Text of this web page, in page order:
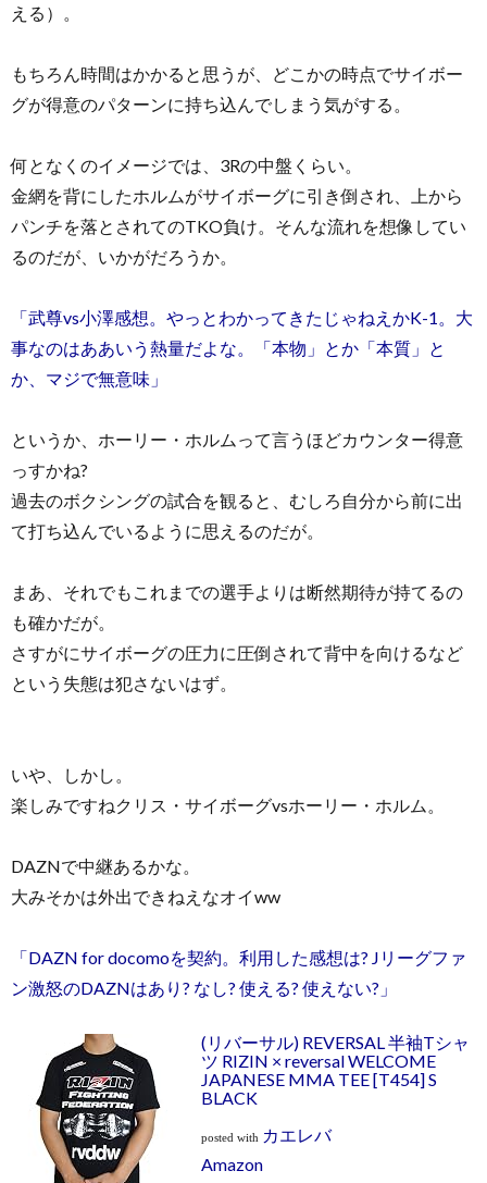
える）。
もちろん時間はかかると思うが、どこかの時点でサイボー
グが得意のパターンに持ち込んでしまう気がする。
何となくのイメージでは、3Rの中盤くらい。
金網を背にしたホルムがサイボーグに引き倒され、上から
パンチを落とされてのTKO負け。そんな流れを想像してい
るのだが、いかがだろうか。
「武尊vs小澤感想。やっとわかってきたじゃねえかK-1。大
事なのはああいう熱量だよな。「本物」とか「本質」と
か、マジで無意味」
というか、ホーリー・ホルムって言うほどカウンター得意
っすかね?
過去のボクシングの試合を観ると、むしろ自分から前に出
て打ち込んでいるように思えるのだが。
まあ、それでもこれまでの選手よりは断然期待が持てるの
も確かだが。
さすがにサイボーグの圧力に圧倒されて背中を向けるなど
という失態は犯さないはず。
いや、しかし。
楽しみですねクリス・サイボーグvsホーリー・ホルム。
DAZNで中継あるかな。
大みそかは外出できねえなオイww
「DAZN for docomoを契約。利用した感想は? Jリーグファ
ン激怒のDAZNはあり? なし? 使える? 使えない?」
(リバーサル) REVERSAL 半袖Tシャ
ツ RIZIN × reversal WELCOME
JAPANESE MMA TEE [T454] S
BLACK
posted with カエレバ
Amazon